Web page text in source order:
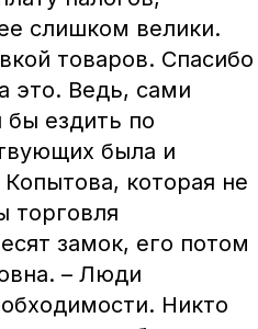
слишком велики.
товаров. Спасибо
это. Ведь, сами
бы ездить по
была и
которая не
торговля
замок, его потом
– Люди
Никто